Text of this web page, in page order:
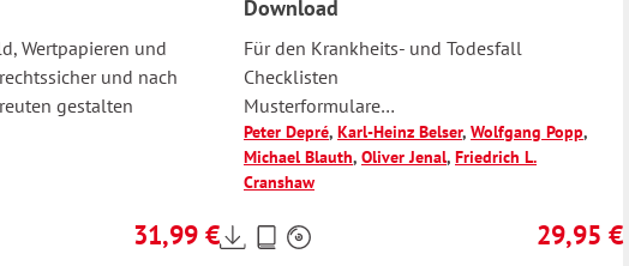
Wertpapieren und
und nach
gestalten
Regulärer Preis:
31,99 €
Download
Für den Krankheits- und Todesfall
Checklisten
Musterformulare
Informationen
Anleitungen
Peter Depré, Karl-Heinz Belser, Wolfgang Popp,
Michael Blauth, Oliver Jenal, Friedrich L.
Cranshaw
29,95 €
Preise
inkl.